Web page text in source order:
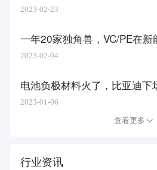
2023-02-23
一年20家独角兽，VC/PE在新
2023-02-04
电池负极材料火了，比亚迪下
2023-01-06
查看更多
行业资讯